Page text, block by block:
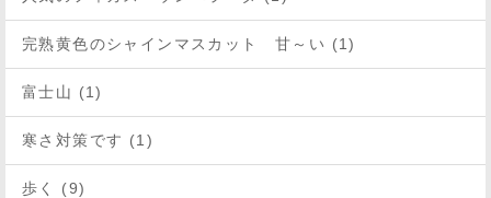
完熟黄色のシャインマスカット 甘～い (1)
富士山 (1)
寒さ対策です (1)
歩く (9)